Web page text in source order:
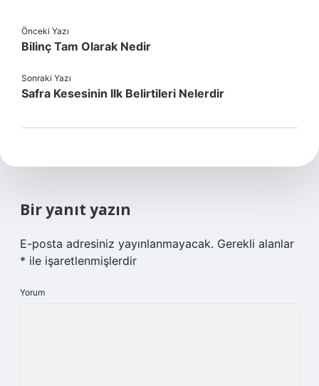
Önceki Yazı
Bilinç Tam Olarak Nedir
Sonraki Yazı
Safra Kesesinin Ilk Belirtileri Nelerdir
Bir yanıt yazın
E-posta adresiniz yayınlanmayacak. Gerekli alanlar
* ile işaretlenmişlerdir
Yorum